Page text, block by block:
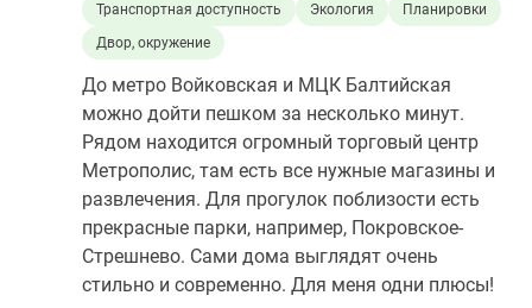
Транспортная доступность
Экология
Планировки
Двор, окружение
До метро Войковская и МЦК Балтийская
можно дойти пешком за несколько минут.
Рядом находится огромный торговый центр
Метрополис, там есть все нужные магазины и
развлечения. Для прогулок поблизости есть
прекрасные парки, например, Покровское-
Стрешнево. Сами дома выглядят очень
стильно и современно. Для меня одни плюсы!